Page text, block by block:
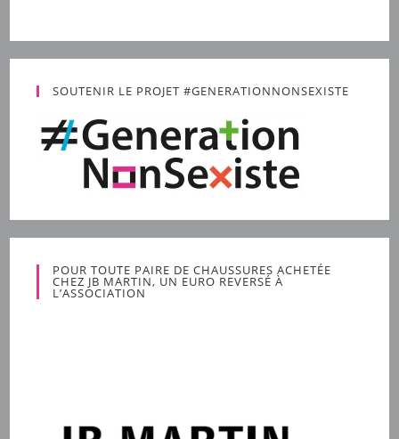
SOUTENIR LE PROJET #GENERATIONNONSEXISTE
POUR TOUTE PAIRE DE CHAUSSURES ACHETÉE
CHEZ JB MARTIN, UN EURO REVERSÉ À
L’ASSOCIATION